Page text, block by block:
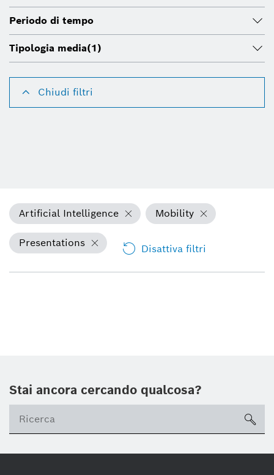
Periodo di tempo
Tipologia media(1)
Chiudi filtri
Artificial Intelligence Mobility
Presentations Disattiva filtri
Stai ancora cercando qualcosa?